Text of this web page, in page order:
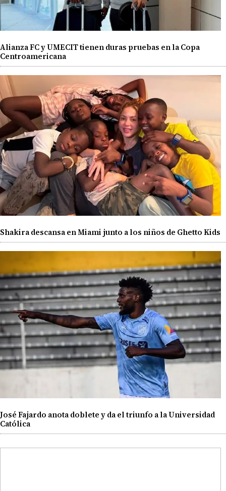
Alianza FC y UMECIT tienen duras pruebas en la Copa
Centroamericana
Shakira descansa en Miami junto a los niños de Ghetto Kids
José Fajardo anota doblete y da el triunfo a la Universidad
Católica